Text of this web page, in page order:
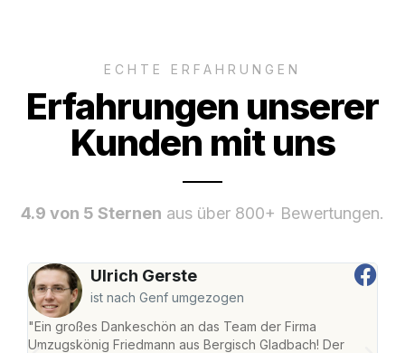
ECHTE ERFAHRUNGEN
Erfahrungen unserer
Kunden mit uns
4.9 von 5 Sternen aus über 800+ Bewertungen.
Ulrich Gerste
ist nach Genf umgezogen
"Ein großes Dankeschön an das Team der Firma
Umzugskönig Friedmann aus Bergisch Gladbach! Der